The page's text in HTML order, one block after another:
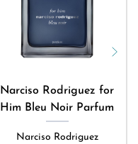
Narciso Rodriguez for
Him Bleu Noir Parfum
Narciso Rodriguez